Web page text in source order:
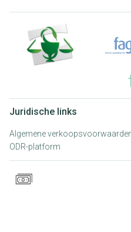
Juridische links
Algemene
ODR-platform